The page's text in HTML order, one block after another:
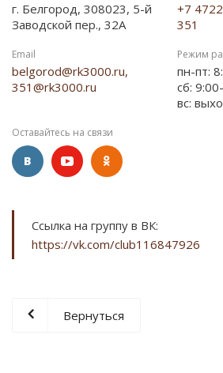
г. Белгород, 308023, 5-й
Заводской пер., 32А
+7
351
Email
belgorod@rk3000.ru,
351@rk3000.ru
Режим
пн-пт:
сб:
вс:
Оставайтесь на связи
Ссылка на группу в ВК:
https://vk.com/club116847926
Вернуться